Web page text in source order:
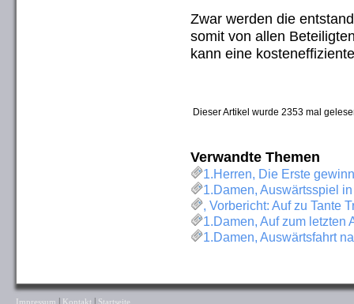
Zwar werden die
somit von allen
kann eine
Dieser Artikel wurde 2353 mal
Verwandte Themen
1.Herren, Die Erste
1.Damen, Auswärtsspiel
, Vorbericht: Auf zu Tante
1.Damen, Auf zum letzten
1.Damen, Auswärtsfahrt
Impressum Kontakt Startseite